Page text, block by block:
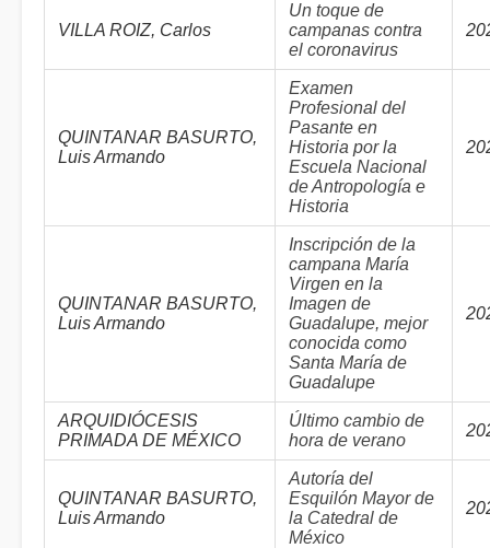
VILLA ROIZ, Carlos
Un toque de
campanas contra
el coronavirus
QUINTANAR BASURTO,
Luis Armando
Examen
Profesional del
Pasante en
Historia por la
Escuela Nacional
de Antropología e
Historia
QUINTANAR BASURTO,
Luis Armando
Inscripción de la
campana María
Virgen en la
Imagen de
Guadalupe, mejor
conocida como
Santa María de
Guadalupe
ARQUIDIÓCESIS
PRIMADA DE MÉXICO
Último cambio de
hora de verano
QUINTANAR BASURTO,
Luis Armando
Autoría del
Esquilón Mayor de
la Catedral de
México